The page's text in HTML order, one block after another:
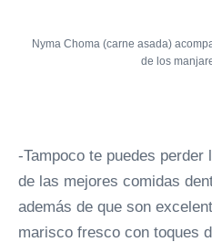
Nyma Choma (carne asada)
de los
-Tampoco te puedes
de las mejores comidas
además de que son
marisco fresco con toques